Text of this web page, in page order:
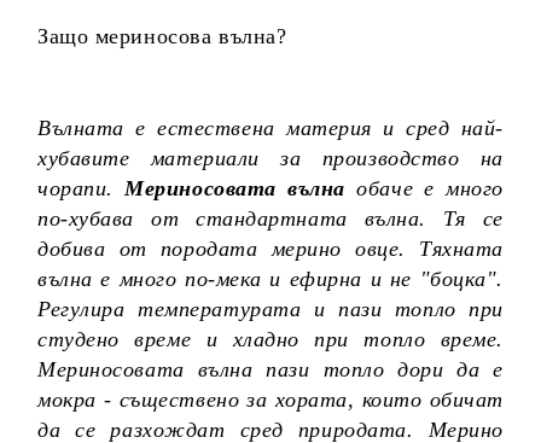
Защо мериносова вълна?
Вълната е естествена материя и сред най-
хубавите материали за производство на
чорапи. Мериносовата вълна обаче е много
по-хубава от стандартната вълна. Тя се
добива от породата мерино овце. Тяхната
вълна е много по-мека и ефирна и не "боцка".
Регулира температурата и пази топло при
студено време и хладно при топло време.
Мериносовата вълна пази топло дори да е
мокра - съществено за хората, които обичат
да се разхождат сред природата. Мерино